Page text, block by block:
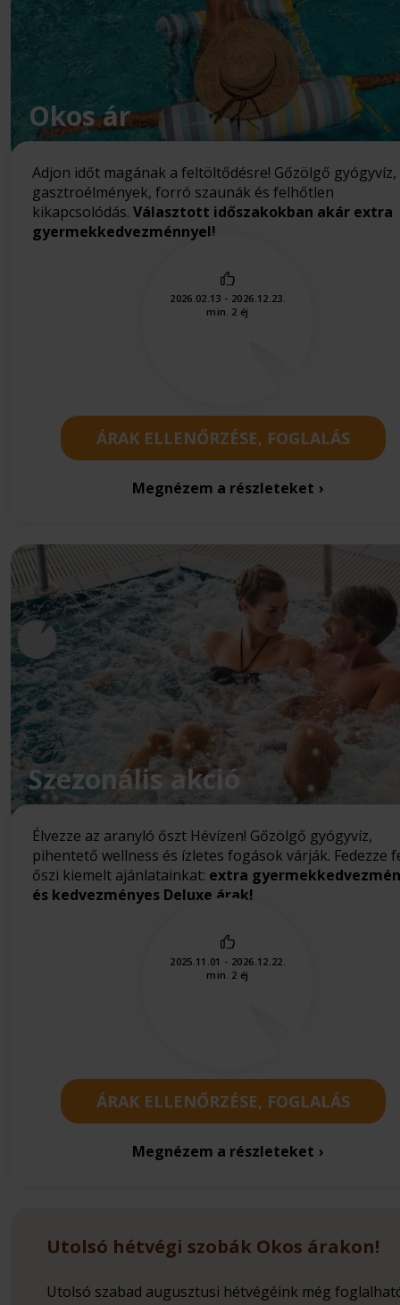
Okos ár
Adjon időt magának a feltöltődésre! Gőzölgő gyógyvíz,
gasztroélmények, forró szaunák és felhőtlen
kikapcsolódás. Választott időszakokban akár extra
gyermekkedvezménnyel!
2026.02.13 - 2026.12.23.
min. 2 éj
ÁRAK ELLENŐRZÉSE, FOGLALÁS
Megnézem a részleteket
Szezonális akció
Élvezze az aranyló őszt Hévízen! Gőzölgő gyógyvíz,
pihentető wellness és ízletes fogások várják. Fedezze
őszi kiemelt ajánlatainkat: extra
és kedvezményes Deluxe árak!
2025.11.01 - 2026.12.22.
min. 2 éj
ÁRAK ELLENŐRZÉSE, FOGLALÁS
Megnézem a részleteket
Utolsó hétvégi szobák Okos árakon!
Utolsó szabad augusztusi hétvégéink még